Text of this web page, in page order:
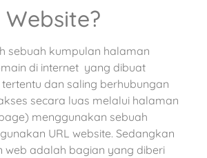
sebuah kumpulan halaman
di internet yang dibuat
dan saling berhubungan
secara luas melalui halaman
menggunakan sebuah
URL website. Sedangkan
web adalah bagian yang diberi